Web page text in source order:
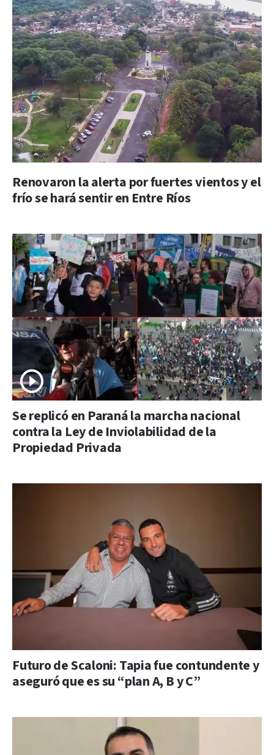
Renovaron la alerta por fuertes vientos y el
frío se hará sentir en Entre Ríos
Se replicó en Paraná la marcha nacional
contra la Ley de Inviolabilidad de la
Propiedad Privada
Futuro de Scaloni: Tapia fue contundente y
aseguró que es su “plan A, B y C”